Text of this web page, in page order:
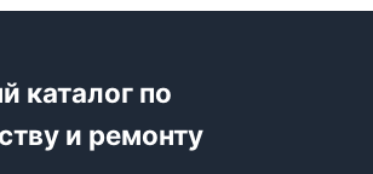
каталог по
и ремонту